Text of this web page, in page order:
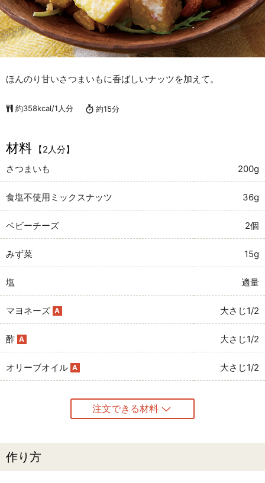
ほんのり甘いさつまいもに香ばしいナッツを加えて。
約358kcal/1人分 約15分
材料
【2人分】
さつまいも
200g
食塩不使用ミックスナッツ 36g
ベビーチーズ 2個
みず菜 15g
塩 適量
マヨネーズ A 大さじ1/2
酢 A 大さじ1/2
オリーブオイル A 大さじ1/2
注文できる材料
作り方